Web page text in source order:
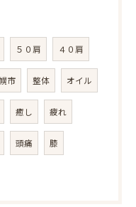
５０肩 ４０肩
市 整体 オイル
癒し 疲れ
頭痛 膝